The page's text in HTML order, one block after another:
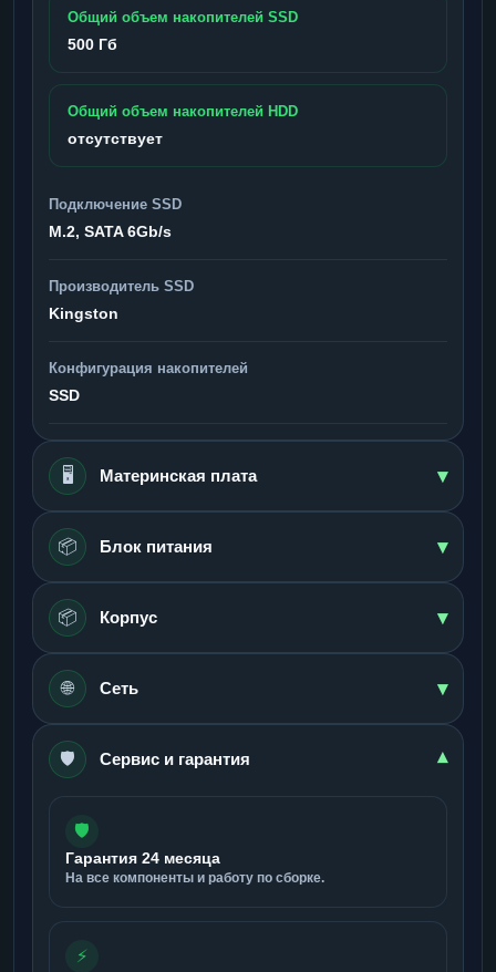
Общий объем накопителей SSD
500 Гб
Общий объем накопителей HDD
отсутствует
Подключение SSD
M.2, SATA 6Gb/s
Производитель SSD
Kingston
Конфигурация накопителей
SSD
🖥️ Материнская плата ▾
📦 Блок питания ▾
📦 Корпус ▾
🌐 Сеть ▾
🛡️ Сервис и гарантия ▾
🛡️
Гарантия 24 месяца
На все компоненты и работу по сборке.
⚡